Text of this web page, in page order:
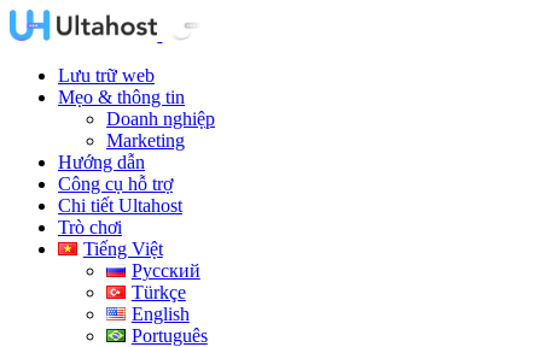
Lưu trữ web
Mẹo & thông tin
Doanh nghiệp
Marketing
Hướng dẫn
Công cụ hỗ trợ
Chi tiết Ultahost
Trò chơi
Tiếng Việt
Русский
Türkçe
English
Português